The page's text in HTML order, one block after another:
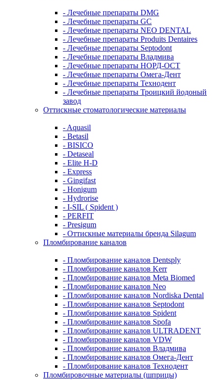
- Лечебные препараты DMG
- Лечебные препараты GC
- Лечебные препараты NEO DENTAL
- Лечебные препараты Produits Dentaires
- Лечебные препараты Septodont
- Лечебные препараты Владмива
- Лечебные препараты НОРД-ОСТ
- Лечебные препараты Омега-Дент
- Лечебные препараты Технодент
- Лечебные препараты Троицкий йодоный
завод
Оттискные стоматологические материалы
- Aquasil
- Betasil
- BISICO
- Detaseal
- Elite H-D
- Express
- Gingifast
- Honigum
- Hydrorise
- I-SIL ( Spident )
- PERFIT
- Presigum
- Оттискные материалы бренда Silagum
Пломбирование каналов
- Пломбирование каналов Dentsply
- Пломбирование каналов Kerr
- Пломбирование каналов Meta Biomed
- Пломбирование каналов Neo
- Пломбирование каналов Nordiska Dental
- Пломбирование каналов Septodont
- Пломбирование каналов Spident
- Пломбирование каналов Spofa
- Пломбирование каналов ULTRADENT
- Пломбирование каналов VDW
- Пломбирование каналов Владмива
- Пломбирование каналов Омега-Дент
- Пломбирование каналов Технодент
Пломбировочные материалы (шприцы)